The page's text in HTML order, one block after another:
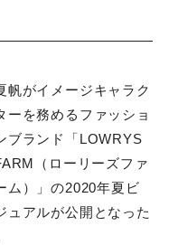
帆がイメージキャラク
ーを務めるファッショ
ブランド「LOWRYS
（ローリーズファ
ム）」の2020年夏ビ
ュアルが公開となった